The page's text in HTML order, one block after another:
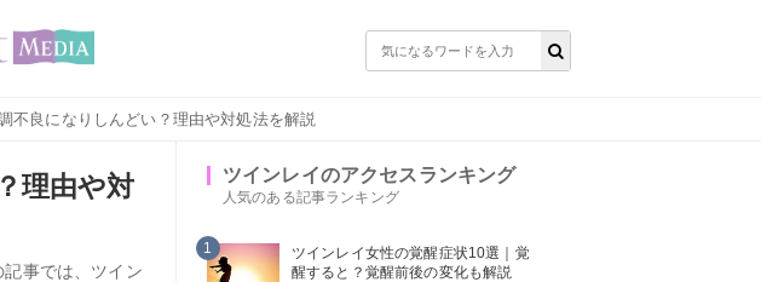
不良になりしんどい？理由や対処法を解説
理由や対
事では、ツイン
ツインレイのアクセスランキング
人気のある記事ランキング
1
ツインレイ女性の覚醒症状10選｜覚
醒すると？覚醒前後の変化も解説